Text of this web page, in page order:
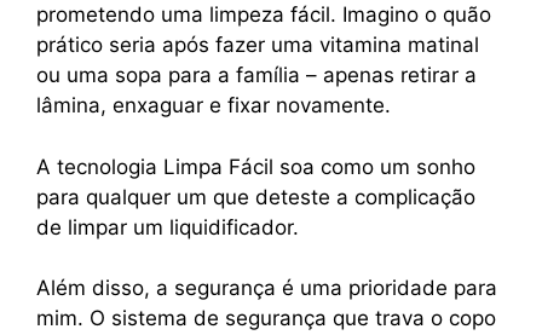
prometendo uma limpeza fácil. Imagino o quão
prático seria após fazer uma vitamina matinal
ou uma sopa para a família – apenas retirar a
lâmina, enxaguar e fixar novamente.
A tecnologia Limpa Fácil soa como um sonho
para qualquer um que deteste a complicação
de limpar um liquidificador.
Além disso, a segurança é uma prioridade para
mim. O sistema de segurança que trava o copo